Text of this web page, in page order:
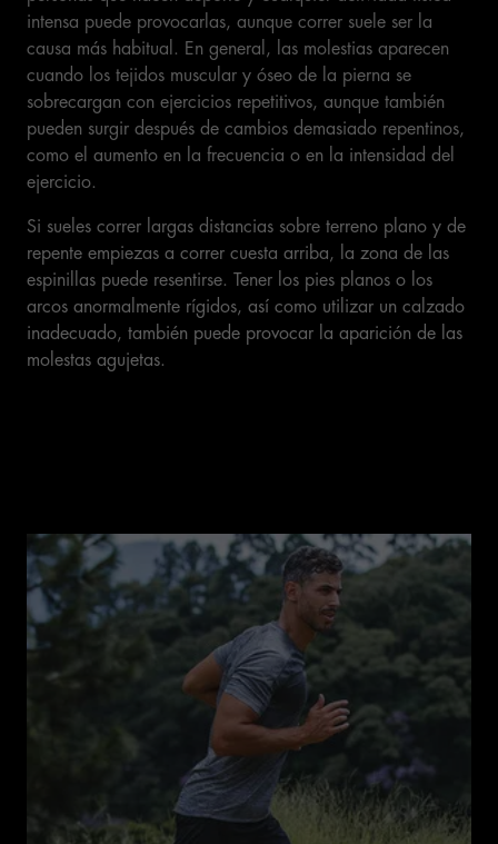
intensa puede provocarlas, aunque correr suele ser la
causa más habitual. En general, las molestias aparecen
cuando los tejidos muscular y óseo de la pierna se
sobrecargan con ejercicios repetitivos, aunque también
pueden surgir después de cambios demasiado repentinos,
como el aumento en la frecuencia o en la intensidad del
ejercicio.
Si sueles correr largas distancias sobre terreno plano y de
repente empiezas a correr cuesta arriba, la zona de las
espinillas puede resentirse. Tener los pies planos o los
arcos anormalmente rígidos, así como utilizar un calzado
inadecuado, también puede provocar la aparición de las
molestas agujetas.